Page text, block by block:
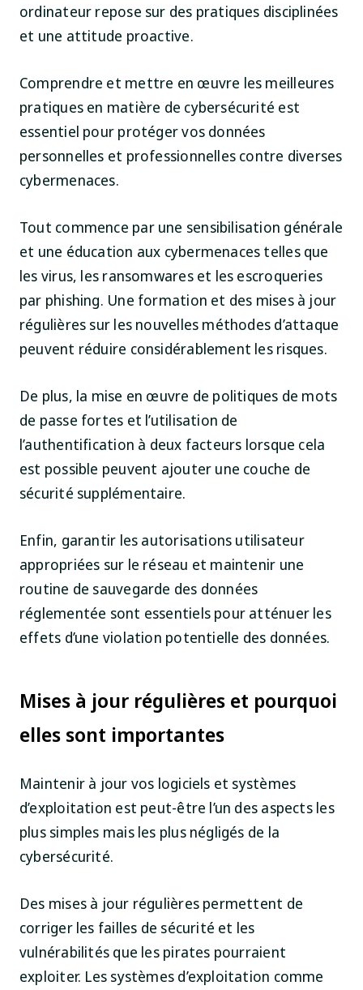
ordinateur repose sur des pratiques disciplinées
et une attitude proactive.
Comprendre et mettre en œuvre les meilleures
pratiques en matière de cybersécurité est
essentiel pour protéger vos données
personnelles et professionnelles contre diverses
cybermenaces.
Tout commence par une sensibilisation générale
et une éducation aux cybermenaces telles que
les virus, les ransomwares et les escroqueries
par phishing. Une formation et des mises à jour
régulières sur les nouvelles méthodes d’attaque
peuvent réduire considérablement les risques.
De plus, la mise en œuvre de politiques de mots
de passe fortes et l’utilisation de
l’authentification à deux facteurs lorsque cela
est possible peuvent ajouter une couche de
sécurité supplémentaire.
Enfin, garantir les autorisations utilisateur
appropriées sur le réseau et maintenir une
routine de sauvegarde des données
réglementée sont essentiels pour atténuer les
effets d’une violation potentielle des données.
Mises à jour régulières et pourquoi
elles sont importantes
Maintenir à jour vos logiciels et systèmes
d’exploitation est peut-être l’un des aspects les
plus simples mais les plus négligés de la
cybersécurité.
Des mises à jour régulières permettent de
corriger les failles de sécurité et les
vulnérabilités que les pirates pourraient
exploiter. Les systèmes d’exploitation comme